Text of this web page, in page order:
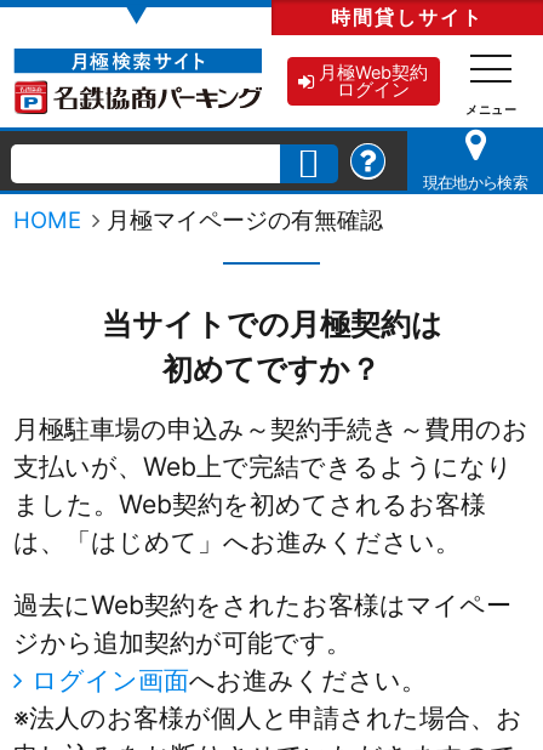
▼ 時間貸しサイト
月極Web契約
ログイン
現在地から検索
HOME 月極マイページの有無確認
当サイトでの月極契約は
初めてですか？
月極駐車場の申込み～契約手続き～費用のお
支払いが、Web上で完結できるようになり
ました。Web契約を初めてされるお客様
は、「はじめて」へお進みください。
過去にWeb契約をされたお客様はマイペー
ジから追加契約が可能です。
ログイン画面へお進みください。
※法人のお客様が個人と申請された場合、お